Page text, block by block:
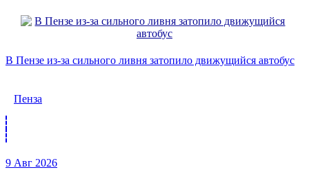
В Пензе из-за сильного ливня затопило движущийся автобус
Пенза
9 Авг 2026